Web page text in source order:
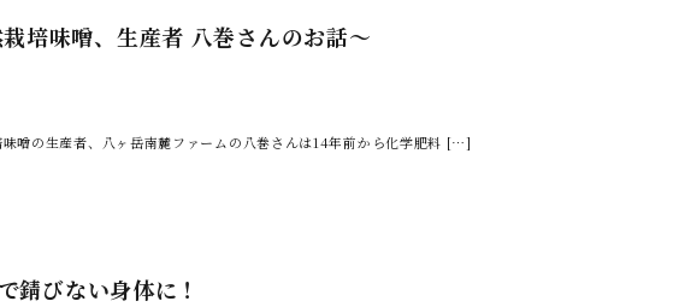
培味噌、生産者 八巻さんのお話～
噌の生産者、八ヶ岳南麓ファームの八巻さんは14年前から化学肥料 […]
錆びない身体に！